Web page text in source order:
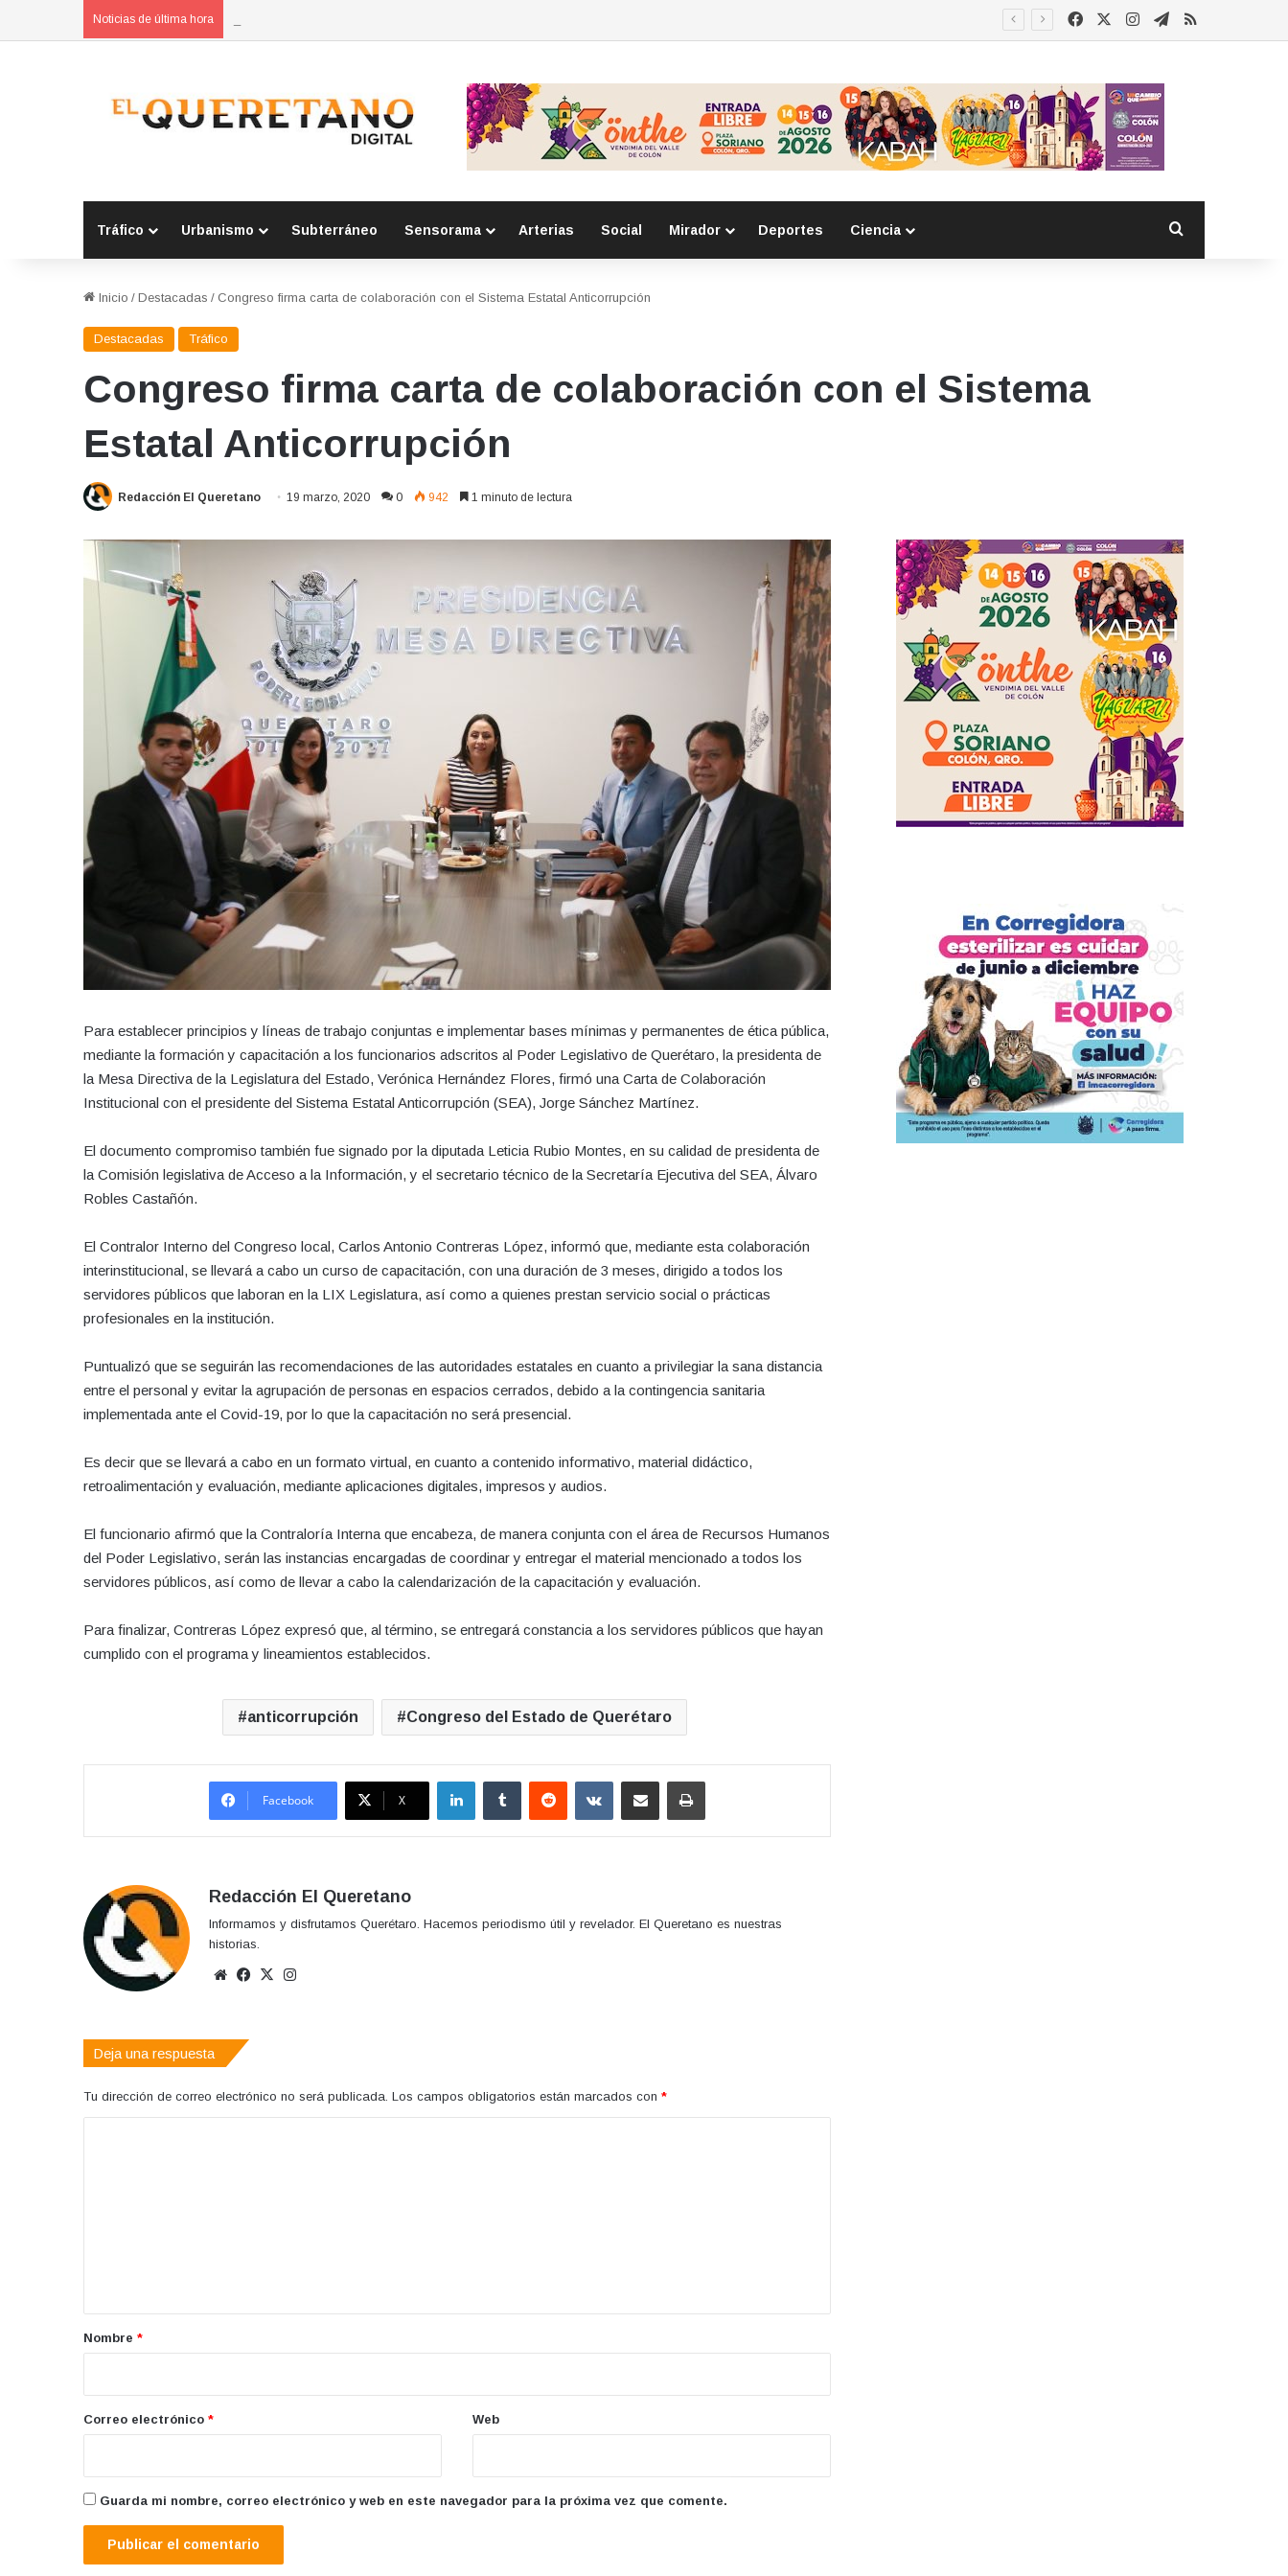
Noticias de última hora FacebookInstagram
Telegram
RSS
Tráfico Urbanismo Subterráneo Sensorama Arterias Social Mirador Deportes Ciencia
Inicio / Destacadas / Congreso firma carta de colaboración con el Sistema Estatal Anticorrupción
Destacadas Tráfico
Congreso firma carta de colaboración con el Sistema
Estatal Anticorrupción
Redacción El Queretano 19 marzo, 2020 0 942 1 minuto de lectura
Para establecer principios y líneas de trabajo conjuntas e implementar bases mínimas y permanentes de ética pública,
mediante la formación y capacitación a los funcionarios adscritos al Poder Legislativo de Querétaro, la presidenta de
la Mesa Directiva de la Legislatura del Estado, Verónica Hernández Flores, firmó una Carta de Colaboración
Institucional con el presidente del Sistema Estatal Anticorrupción (SEA), Jorge Sánchez Martínez.
El documento compromiso también fue signado por la diputada Leticia Rubio Montes, en su calidad de presidenta de
la Comisión legislativa de Acceso a la Información, y el secretario técnico de la Secretaría Ejecutiva del SEA, Álvaro
Robles Castañón.
El Contralor Interno del Congreso local, Carlos Antonio Contreras López, informó que, mediante esta colaboración
interinstitucional, se llevará a cabo un curso de capacitación, con una duración de 3 meses, dirigido a todos los
servidores públicos que laboran en la LIX Legislatura, así como a quienes prestan servicio social o prácticas
profesionales en la institución.
Puntualizó que se seguirán las recomendaciones de las autoridades estatales en cuanto a privilegiar la sana distancia
entre el personal y evitar la agrupación de personas en espacios cerrados, debido a la contingencia sanitaria
implementada ante el Covid-19, por lo que la capacitación no será presencial.
Es decir que se llevará a cabo en un formato virtual, en cuanto a contenido informativo, material didáctico,
retroalimentación y evaluación, mediante aplicaciones digitales, impresos y audios.
El funcionario afirmó que la Contraloría Interna que encabeza, de manera conjunta con el área de Recursos Humanos
del Poder Legislativo, serán las instancias encargadas de coordinar y entregar el material mencionado a todos los
servidores públicos, así como de llevar a cabo la calendarización de la capacitación y evaluación.
Para finalizar, Contreras López expresó que, al término, se entregará constancia a los servidores públicos que hayan
cumplido con el programa y lineamientos establecidos.
anticorrupción Congreso del Estado de Querétaro
Facebook X
LinkedInTumblr Reddit VKontakteCompartir por correo electrónicoImprimir
Redacción El Queretano
Informamos y disfrutamos Querétaro. Hacemos periodismo útil y revelador. El Queretano es nuestras
historias.
Sitio
Facebook
X
Deja una respuesta
Tu dirección de correo electrónico no será publicada. Los campos obligatorios están marcados con *
r
*
Nombre *
Correo electrónico * Web
Guarda mi nombre, correo electrónico y web en este navegador para la próxima vez que comente.